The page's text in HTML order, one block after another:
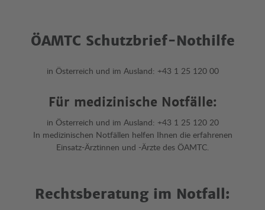
ÖAMTC Schutzbrief-Nothilfe
in Österreich und im Ausland: +43 1 25 120 00
Für medizinische Notfälle:
in Österreich und im Ausland: +43 1 25 120 20
In medizinischen Notfällen helfen Ihnen die erfahrenen
Einsatz-Ärztinnen und -Ärzte des ÖAMTC.
Rechtsberatung im Notfall: